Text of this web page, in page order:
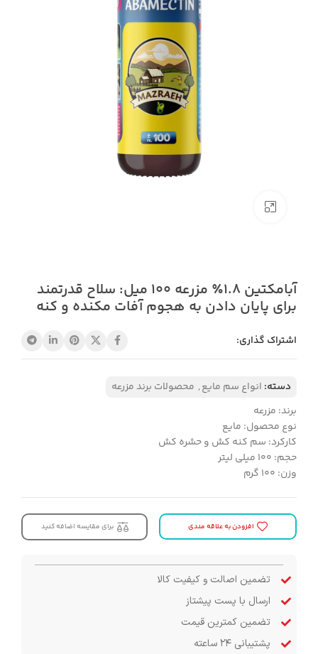
آبامکتین ۱.۸٪ مزرعه ۱۰۰ میل: سلاح قدرتمند
برای پایان دادن به هجوم آفات مکنده و کنه
اشتراک گذاری:
دسته: انواع سم مایع, محصولات برند مزرعه
برند: مزرعه
نوع محصول: مایع
کارکرد: سم کنه کش و حشره کش
حجم: ۱۰۰ میلی لیتر
وزن: ۱۰۰ گرم
افزودن به علاقه مندی برای مقایسه اضافه کنید
تضمین اصالت و کیفیت کالا
ارسال با پست پیشتاز
تضمین کمترین قیمت
پشتیبانی ۲۴ ساعته